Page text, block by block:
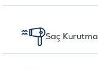
Saç Kurutma